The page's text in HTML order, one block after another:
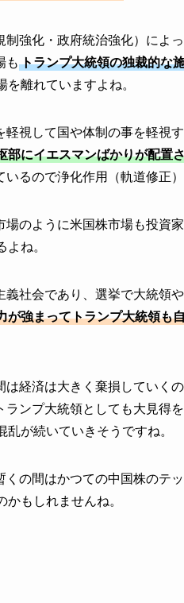
強化・政府統治強化）によ
も トランプ大統領の独裁的な
を離れていますよね。
軽視して国や体制の事を軽視
部にイエスマンばかりが配置
るので浄化作用（軌道修正
のように米国株市場も投資家
ね。
社会であり、選挙で大統領
が強まってトランプ大統領も
経済は大きく棄損していく
ンプ大統領としても大見得
乱が続いていきそうですね。
の間はかつての中国株のテ
かもしれませんね。